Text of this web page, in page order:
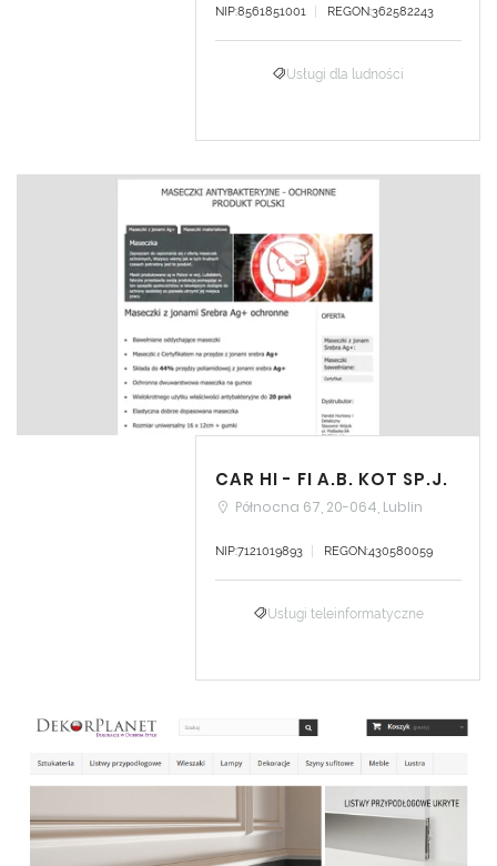
NIP:8561851001 REGON:362582243
Usługi dla ludności
CAR HI - FI A.B. KOT SP.J.
Północna 67, 20-064, Lublin
NIP:7121019893 REGON:430580059
Usługi teleinformatyczne